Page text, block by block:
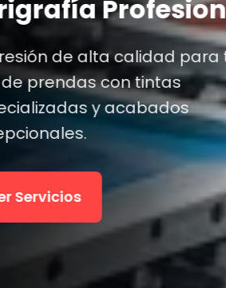
Corporativos
Maquilamos tus
uniformes industriales
alta calidad.
Ver Promociones